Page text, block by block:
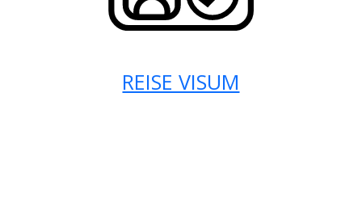
REISE VISUM